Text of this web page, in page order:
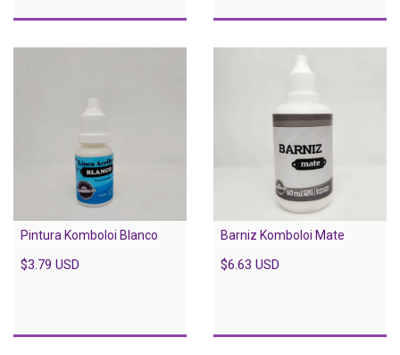
Pintura Komboloi Blanco
$3.79 USD
Barniz Komboloi Mate
$6.63 USD